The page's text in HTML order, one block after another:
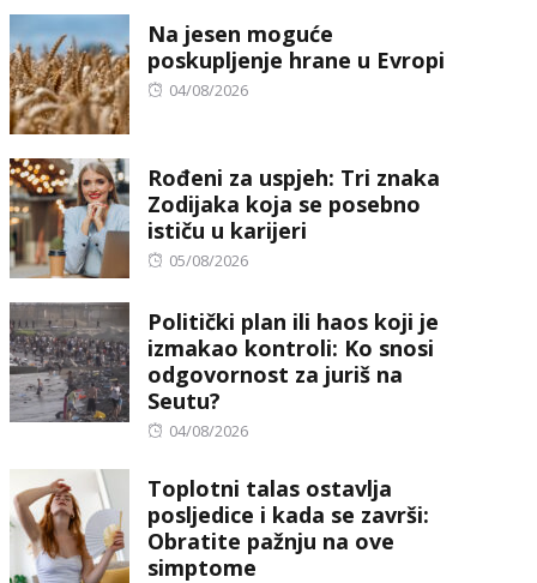
Na jesen moguće
poskupljenje hrane u Evropi
Posted
04/08/2026
Rođeni za uspjeh: Tri znaka
Zodijaka koja se posebno
ističu u karijeri
Posted
05/08/2026
Politički plan ili haos koji je
izmakao kontroli: Ko snosi
odgovornost za juriš na
Seutu?
Posted
04/08/2026
Toplotni talas ostavlja
posljedice i kada se završi:
Obratite pažnju na ove
simptome